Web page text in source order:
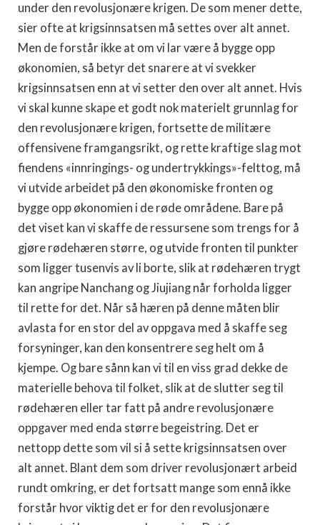
under den revolusjonære krigen. De som mener dette,
sier ofte at krigsinnsatsen må settes over alt annet.
Men de forstår ikke at om vi lar være å bygge opp
økonomien, så betyr det snarere at vi svekker
krigsinnsatsen enn at vi setter den over alt annet. Hvis
vi skal kunne skape et godt nok materielt grunnlag for
den revolusjonære krigen, fortsette de militære
offensivene framgangsrikt, og rette kraftige slag mot
fiendens «innringings- og undertrykkings»-felttog, må
vi utvide arbeidet på den økonomiske fronten og
bygge opp økonomien i de røde områdene. Bare på
det viset kan vi skaffe de ressursene som trengs for å
gjøre rødehæren større, og utvide fronten til punkter
som ligger tusenvis av li borte, slik at rødehæren trygt
kan angripe Nanchang og Jiujiang når forholda ligger
til rette for det. Når så hæren på denne måten blir
avlasta for en stor del av oppgava med å skaffe seg
forsyninger, kan den konsentrere seg helt om å
kjempe. Og bare sånn kan vi til en viss grad dekke de
materielle behova til folket, slik at de slutter seg til
rødehæren eller tar fatt på andre revolusjonære
oppgaver med enda større begeistring. Det er
nettopp dette som vil si å sette krigsinnsatsen over
alt annet. Blant dem som driver revolusjonært arbeid
rundt omkring, er det fortsatt mange som ennå ikke
forstår hvor viktig det er for den revolusjonære